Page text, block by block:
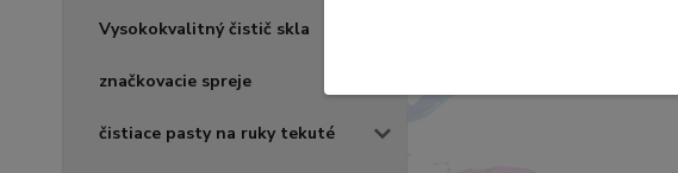
Vysokokvalitný čistič skla
značkovacie spreje
čistiace pasty na ruky tekuté